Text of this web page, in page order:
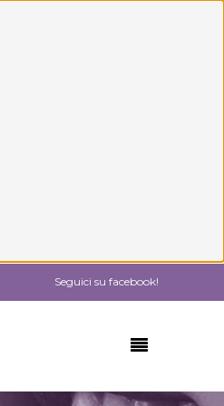
Seguici su facebook!